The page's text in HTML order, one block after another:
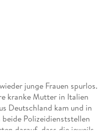
junge Frauen spurlos.
kranke Mutter in Italien
Deutschland kam und in
Polizeidienststellen
darauf, dass die jeweils